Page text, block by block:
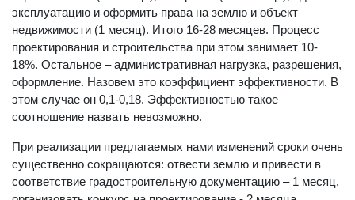
строительство (2 месяца), построить (1-2 месяца), сдать в
эксплуатацию и оформить права на землю и объект
недвижимости (1 месяц). Итого 16-28 месяцев. Процесс
проектирования и строительства при этом занимает 10-
18%. Остальное – административная нагрузка, разрешения,
оформление. Назовем это коэффициент эффективности. В
этом случае он 0,1-0,18. Эффективностью такое
При реализации предлагаемых нами изменений сроки очень
существенно сокращаются: отвести землю и привести в
соответствие градостроительную документацию – 1 месяц,